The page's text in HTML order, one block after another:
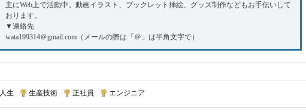
主にWeb上で活動中。動画イラスト、ブックレット挿絵、グッズ制作などもお手伝いして
おります。
▼連絡先
wata199314＠gmail.com（メールの際は「＠」は半角文字で）
人生 生産技術 正社員 エンジニア